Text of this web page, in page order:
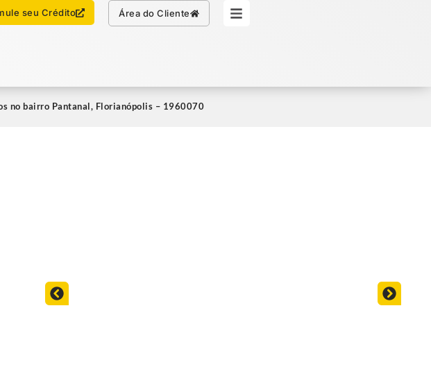
seu Crédito Área do Cliente
no WhatsApp Simule seu Crédito
no bairro Pantanal, Florianópolis – 1960070